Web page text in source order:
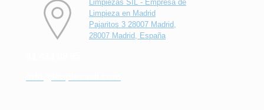
Limpiezas SIL - Empresa de
Limpieza en Madrid
Pajaritos 3 28007 Madrid,
28007 Madrid, España